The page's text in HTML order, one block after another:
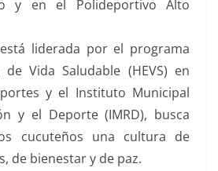
y en el Polideportivo Alto
liderada por el programa
Vida Saludable (HEVS) en
y el Instituto Municipal
y el Deporte (IMRD), busca
cucuteños una cultura de
de bienestar y de paz.